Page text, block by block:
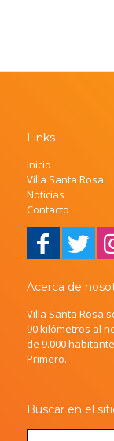
Links
Inicio
Villa Santa Rosa
Noticias
Contacto
Acerca de
Villa Santa Rosa
90 kilómetros al
de 9.000
Primero.
Buscar en el